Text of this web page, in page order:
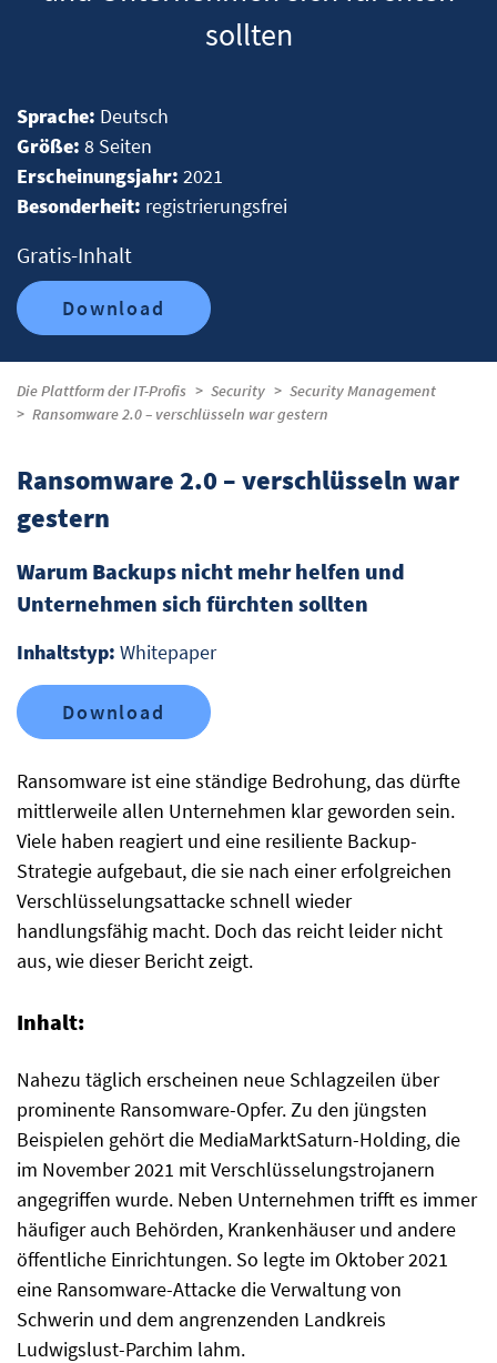
sollten
Sprache: Deutsch
Größe: 8 Seiten
Erscheinungsjahr: 2021
Besonderheit: registrierungsfrei
Gratis-Inhalt
Download
Die Plattform der IT-Profis Security
Security Management
Ransomware 2.0 – verschlüsseln war gestern
Ransomware ist eine ständige Bedrohung, das dürfte
mittlerweile allen Unternehmen klar geworden sein.
Viele haben reagiert und eine resiliente Backup-
Strategie aufgebaut, die sie nach einer erfolgreichen
Verschlüsselungsattacke schnell wieder
handlungsfähig macht. Doch das reicht leider nicht
aus, wie dieser Bericht zeigt.
Inhalt:
Nahezu täglich erscheinen neue Schlagzeilen über
prominente Ransomware-Opfer. Zu den jüngsten
Beispielen gehört die MediaMarktSaturn-Holding, die
im November 2021 mit Verschlüsselungstrojanern
angegriffen wurde. Neben Unternehmen trifft es immer
häufiger auch Behörden, Krankenhäuser und andere
öffentliche Einrichtungen. So legte im Oktober 2021
eine Ransomware-Attacke die Verwaltung von
Schwerin und dem angrenzenden Landkreis
Ludwigslust-Parchim lahm.
Ransomware 2.0 – verschlüsseln war
gestern
Warum Backups nicht mehr helfen und
Unternehmen sich fürchten sollten
Inhaltstyp: Whitepaper
Download